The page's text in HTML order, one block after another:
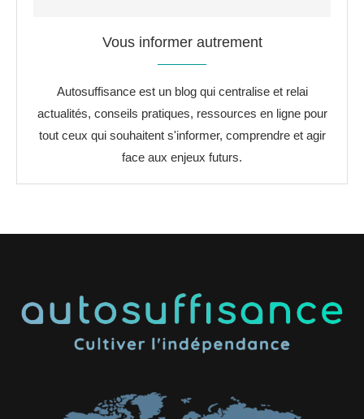
Vous informer autrement
Autosuffisance est un blog qui centralise et relai
actualités, conseils pratiques, ressources en ligne pour
tout ceux qui souhaitent s'informer, comprendre et agir
face aux enjeux futurs.